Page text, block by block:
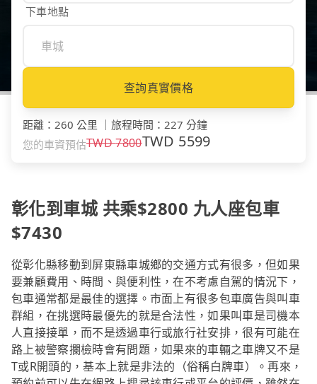
下車地點
查詢真實價格
距離 ： 260 公里 旅程時間 ： 227 分鐘
您的車資預估TWD7800TWD 5599
彰化到車城 共乘$2800 九人座包車
$7430
從彰化縣移動到屏東縣車城鄉的交通方式有很多，但如果
要兼顧費用、時間、與便利性，在不考慮自駕的情況下，
包車通常都是最佳的選擇。市面上有很多包車廣告與叫車
群組，在挑選時最優先的就是合法性，如果叫車是司機本
人直接接單，而不是透過車行或旅行社安排，很有可能在
路上被警察攔檢時會有問題，如果來的車輛之車牌又不是
T或R開頭的，基本上就是非法的（俗稱白牌車）。再來，